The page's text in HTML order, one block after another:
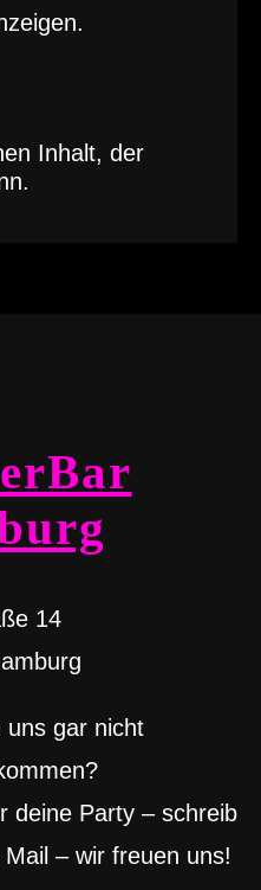
Inhalt, der
14
uns gar nicht
deine Party – schreib
– wir freuen uns!